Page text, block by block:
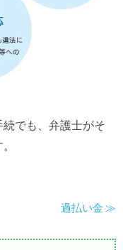
でも、弁護士がそ
過払い金